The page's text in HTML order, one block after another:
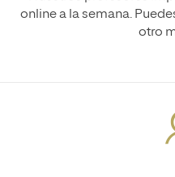
online a la semana.
otro